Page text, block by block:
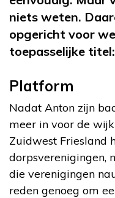
niets weten.
opgericht voor
toepasselijke titel:
Platform
Nadat Anton zijn
meer in voor de
Zuidwest Friesland
dorpsverenigingen,
die verenigingen
reden genoeg om